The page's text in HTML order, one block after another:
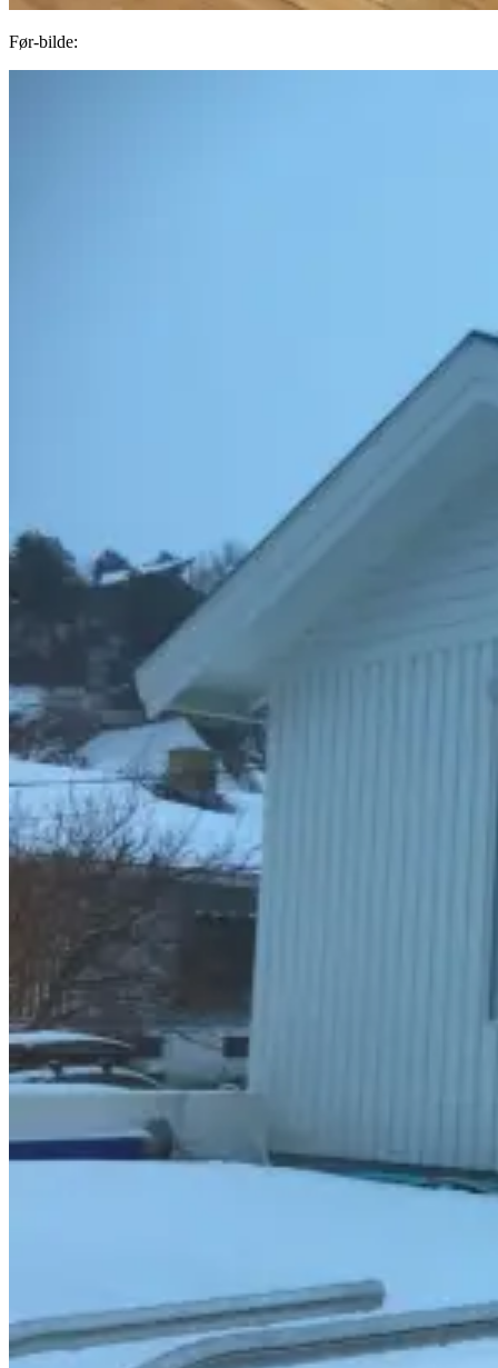
Før-bilde: